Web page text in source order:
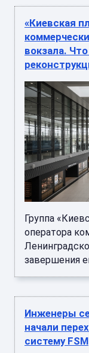
«Киевская
вокзала.
Группа
оператора
завершения
Инженеры
начали
систему FSM